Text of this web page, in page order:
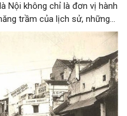
Nội không chỉ là đơn vị hành
trầm của lịch sử, những
được kiến tạo bởi các cộng
Một trong những điểm nổi
gắn bó mật thiết giữa
chính đô thị và “phường”
và “phố” là nơi buôn
gian, dấu ấn đậm nét của
vẫn được lưu lại ở các